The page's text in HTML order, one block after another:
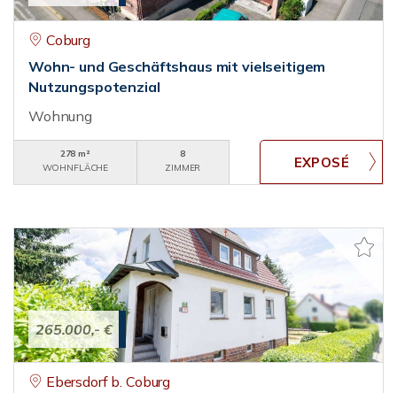
Coburg
Wohn- und Geschäftshaus mit vielseitigem
Nutzungspotenzial
Wohnung
278 m²
WOHNFLÄCHE
8
ZIMMER
265.000,- €
Ebersdorf b. Coburg